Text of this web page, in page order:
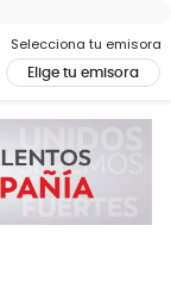
Selecciona tu emisora
Elige tu emisora